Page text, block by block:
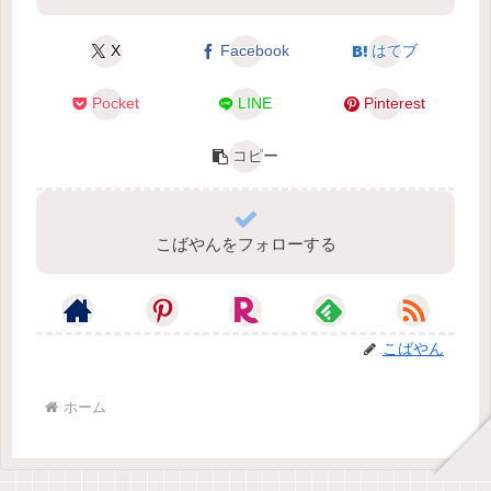
X Facebook はてブ
Pocket LINE Pinterest
コピー
こばやんをフォローする
こばやん
ホーム